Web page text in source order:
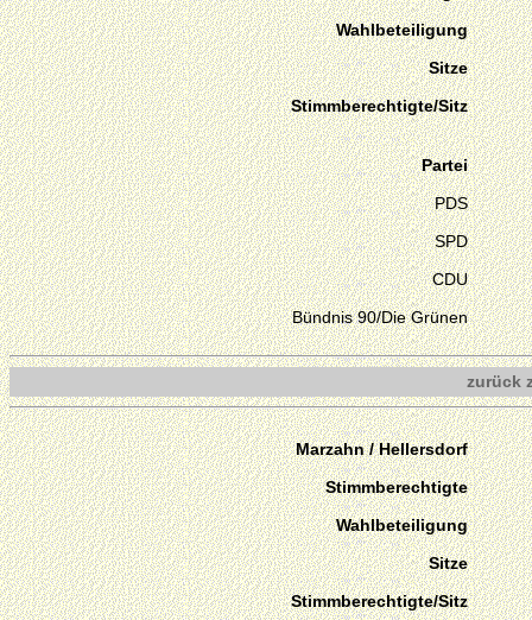
Wahlbeteiligung
Sitze
Stimmberechtigte/Sitz
Partei
PDS
SPD
CDU
Bündnis 90/Die Grünen
zurück
Marzahn / Hellersdorf
Stimmberechtigte
Wahlbeteiligung
Sitze
Stimmberechtigte/Sitz